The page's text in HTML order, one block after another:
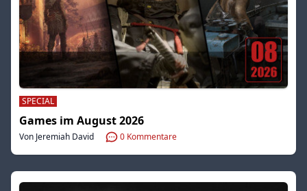
SPECIAL
Games im August 2026
Von Jeremiah David 0 Kommentare